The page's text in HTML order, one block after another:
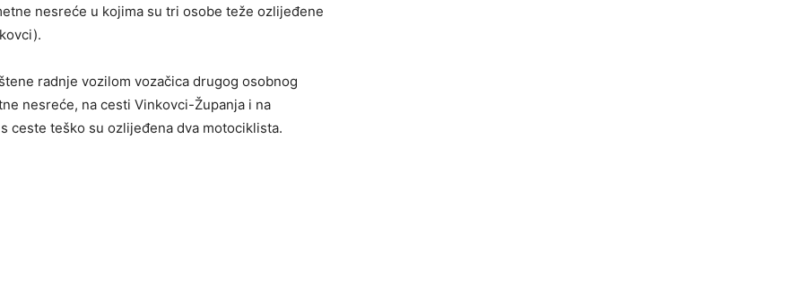
nesreće u kojima su tri osobe teže ozlijeđene
radnje vozilom vozačica drugog osobnog
nesreće, na cesti Vinkovci-Županja i na
ceste teško su ozlijeđena dva motociklista.